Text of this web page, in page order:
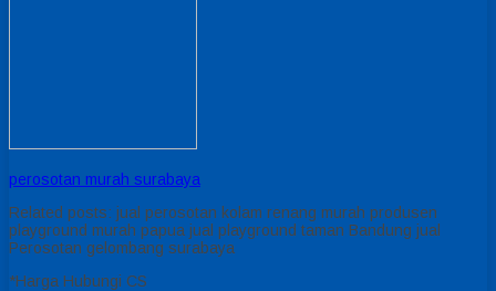
perosotan murah surabaya
Related posts: jual perosotan kolam renang murah produsen
playground murah papua jual playground taman Bandung jual
Perosotan gelombang surabaya
*Harga Hubungi CS